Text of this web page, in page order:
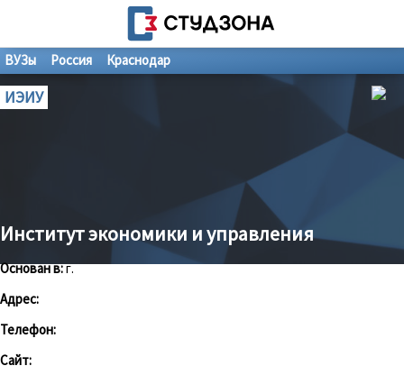
ВУЗы Россия Краснодар
ИЭИУ
Институт экономики и управления
Основан в:г.
Адрес:
Телефон:
Сайт: